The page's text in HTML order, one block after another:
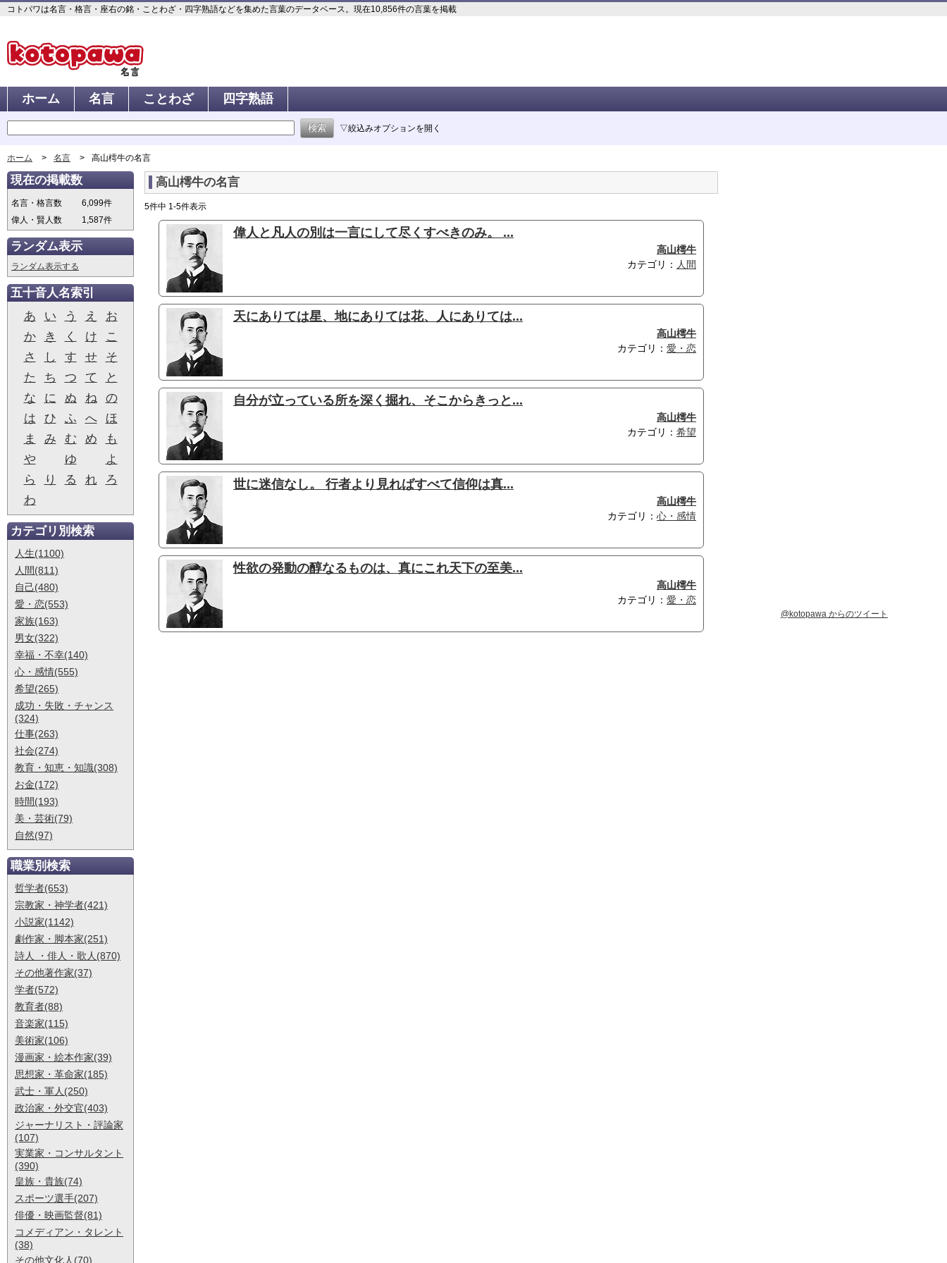
コトパワは名言・格言・座右の銘・ことわざ・四字熟語などを集めた言葉のデータベース。現在10,856件の言葉を掲載
ホーム 名言 ことわざ 四字熟語
▽絞込みオプションを開く
ホーム 名言 高山樗牛の名言
高山樗牛の名言
5件中 1-5件表示
偉人と凡人の別は一言にして尽くすべきのみ。 ...
高山樗牛
カテゴリ： 人間
天にありては星、地にありては花、人にありては...
高山樗牛
カテゴリ： 愛・恋
自分が立っている所を深く掘れ、そこからきっと...
高山樗牛
カテゴリ： 希望
世に迷信なし。 行者より見ればすべて信仰は真...
高山樗牛
カテゴリ： 心・感情
性欲の発動の醇なるものは、真にこれ天下の至美...
高山樗牛
カテゴリ： 愛・恋
現在の掲載数
名言・格言数
6,099件
偉人・賢人数
1,587件
ランダム表示
ランダム表示する
五十音人名索引
あ
い う え
お
か
き く け
こ
さ
し す せ
そ
た
ち つ て
と
な
に ぬ ね
の
は
ひ ふ へ
ほ
ま
み む め
も
や
ゆ
よ
ら
り る れ
ろ
わ
カテゴリ別検索
人生(1100)
人間(811)
自己(480)
愛・恋(553)
家族(163)
男女(322)
幸福・不幸(140)
心・感情(555)
希望(265)
成功・失敗・チャンス
(324)
仕事(263)
社会(274)
教育・知恵・知識(308)
お金(172)
時間(193)
美・芸術(79)
自然(97)
職業別検索
哲学者(653)
宗教家・神学者(421)
小説家(1142)
劇作家・脚本家(251)
詩人 ・俳人・歌人(870)
その他著作家(37)
学者(572)
教育者(88)
音楽家(115)
美術家(106)
漫画家・絵本作家(39)
思想家・革命家(185)
武士・軍人(250)
政治家・外交官(403)
ジャーナリスト・評論家
(107)
実業家・コンサルタント
(390)
皇族・貴族(74)
スポーツ選手(207)
俳優・映画監督(81)
コメディアン・タレント
(38)
その他文化人(70)
@kotopawa からのツイート